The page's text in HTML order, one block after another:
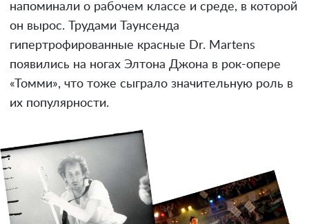
напоминали о рабочем классе и среде, в которой
он вырос. Трудами Таунсенда
гипертрофированные красные Dr. Martens
появились на ногах Элтона Джона в рок-опере
«Томми», что тоже сыграло значительную роль в
их популярности.